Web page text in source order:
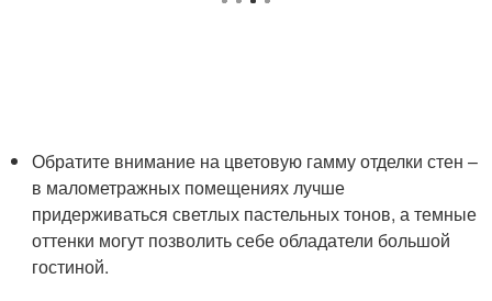
Обратите внимание на цветовую гамму отделки стен –
в малометражных помещениях лучше
придерживаться светлых пастельных тонов, а темные
оттенки могут позволить себе обладатели большой
гостиной.